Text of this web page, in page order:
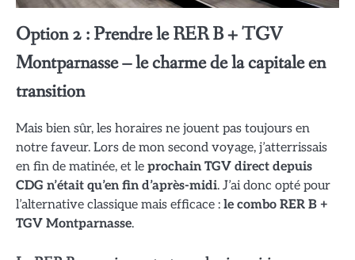
Option 2 : Prendre le RER B + TGV
Montparnasse – le charme de la capitale en
transition
Mais bien sûr, les horaires ne jouent pas toujours en
notre faveur. Lors de mon second voyage, j’atterrissais
en fin de matinée, et le prochain TGV direct depuis
CDG n’était qu’en fin d’après-midi. J’ai donc opté pour
l’alternative classique mais efficace : le combo RER B +
TGV Montparnasse.